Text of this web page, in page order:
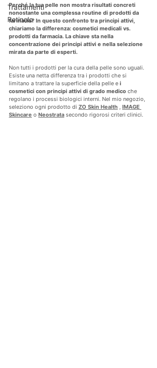
Trattamenti
Retinolo
Perché la tua pelle non mostra risultati concreti
nonostante una complessa routine di prodotti da
farmacia? In questo confronto tra principi attivi,
chiariamo la differenza: cosmetici medicali vs.
prodotti da farmacia. La chiave sta nella
concentrazione dei principi attivi e nella selezione
mirata da parte di esperti.
Non tutti i prodotti per la cura della pelle sono uguali.
Esiste una netta differenza tra i prodotti che si
limitano a trattare la superficie della pelle e i
cosmetici con principi attivi di grado medico che
regolano i processi biologici interni. Nel mio negozio,
seleziono ogni prodotto di ZO Skin Health
IMAGE
Skincare o Neostrata secondo rigorosi criteri clinici.